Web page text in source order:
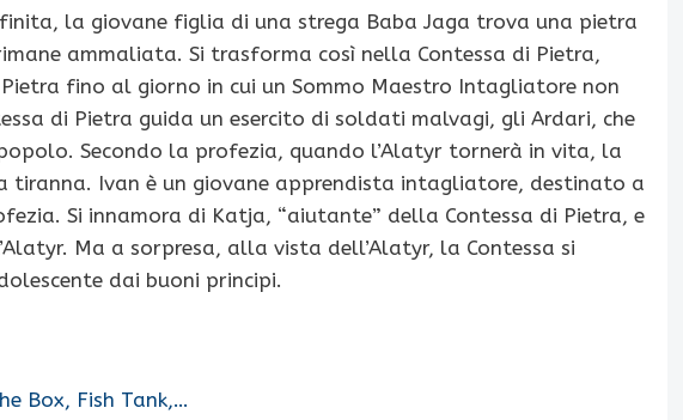
la giovane figlia di una strega Baba Jaga trova una pietra
ammaliata. Si trasforma così nella Contessa di Pietra,
fino al giorno in cui un Sommo Maestro Intagliatore non
di Pietra guida un esercito di soldati malvagi, gli Ardari, che
Secondo la profezia, quando l’Alatyr tornerà in vita, la
tiranna. Ivan è un giovane apprendista intagliatore, destinato a
Si innamora di Katja, “aiutante” della Contessa di Pietra, e
Ma a sorpresa, alla vista dell’Alatyr, la Contessa si
dai buoni principi.
Box, Fish Tank,…